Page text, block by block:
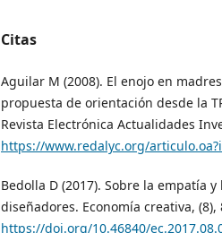
Citas
Aguilar M (2008). El enojo en
propuesta de orientación desde la
Revista Electrónica Actualidades
https://www.redalyc.org/
Bedolla D (2017). Sobre la empatía
diseñadores. Economía creativa, (8),
https://doi.org/10.46840/